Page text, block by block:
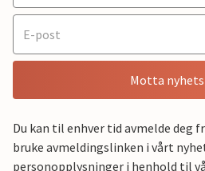
Motta
Du kan til enhver tid avmelde deg
bruke avmeldingslinken i vårt
personopplysninger i henhold til